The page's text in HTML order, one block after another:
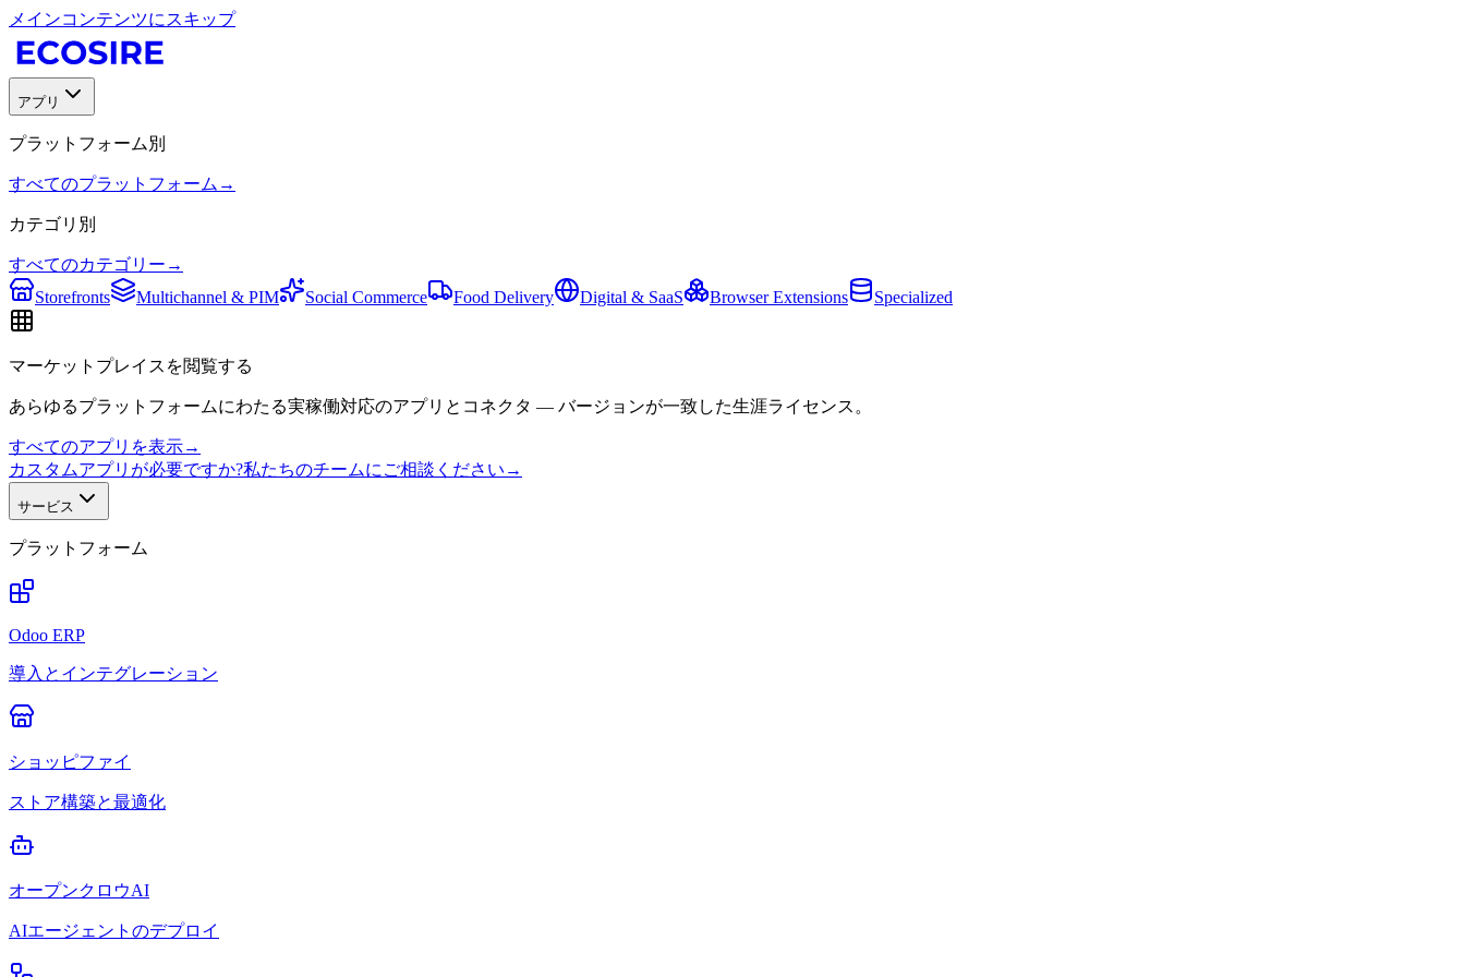
メインコンテンツにスキップ
アプリ
プラットフォーム別
すべてのプラットフォーム →
カテゴリ別
すべてのカテゴリー →
Storefronts
Multichannel & PIM Social Commerce Food Delivery Digital & SaaS Browser Extensions Specialized
マーケットプレイスを閲覧する
あらゆるプラットフォームにわたる実稼働対応のアプリとコネクタ — バージョンが一致した生涯ライセンス。
すべてのアプリを表示→
カスタムアプリが必要ですか?私たちのチームにご相談ください →
サービス
プラットフォーム
Odoo ERP
導入とインテグレーション
ショッピファイ
ストア構築と最適化
オープンクロウAI
AIエージェントのデプロイ